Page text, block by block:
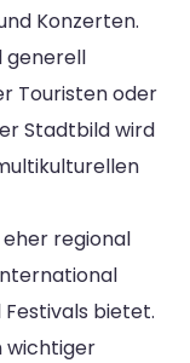
Konzerten.
generell
Touristen oder
Stadtbild wird
eher regional
bietet.
wichtiger